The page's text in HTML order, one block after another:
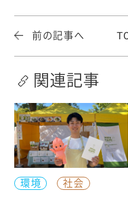
前の記事へ
関連記事
環境
社会